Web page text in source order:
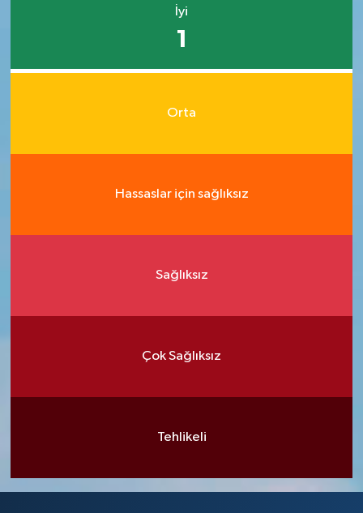
İyi
1
Orta
Hassaslar için sağlıksız
Sağlıksız
Çok Sağlıksız
Tehlikeli